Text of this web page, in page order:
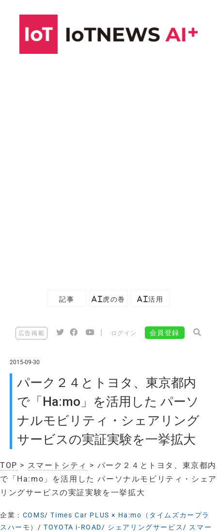
記事 AI虎の巻 AI活用
広告掲載 ログイン 会員登録
2015-09-30
パーク２４とトヨタ、東京都内
で「Ha:mo」を活用した パーソ
ナルモビリティ・シェアリング
サービスの実証実験を一挙拡大
TOP > スマートシティ > パーク２４とトヨタ、東京都内
で「Ha:mo」を活用した パーソナルモビリティ・シェア
リングサービスの実証実験を一挙拡大
企業： COMS/Times Car PLUS × Ha:mo（タイムズカープラ
スハーモ） /TOYOTA i-ROAD/ シェアリングサービス/ スマー